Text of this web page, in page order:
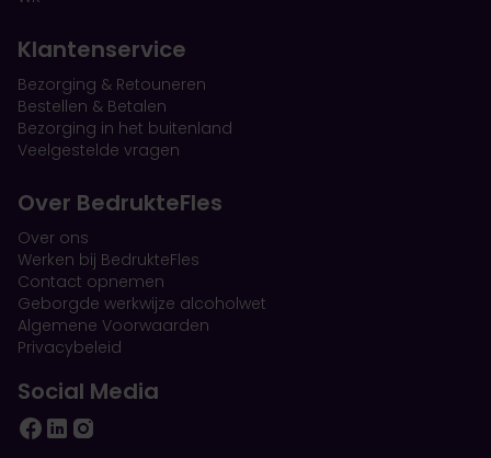
Klantenservice
Bezorging & Retouneren
Bestellen & Betalen
Bezorging in het buitenland
Veelgestelde vragen
Over BedrukteFles
Over ons
Werken bij BedrukteFles
Contact opnemen
Geborgde werkwijze alcoholwet
Algemene Voorwaarden
Privacybeleid
Social Media